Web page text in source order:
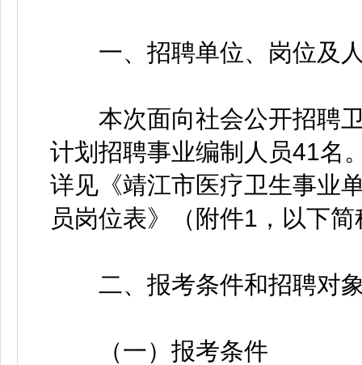
一、招聘单位、岗位及
本次面向社会公开招聘卫
计划招聘事业编制人员41名
详见《靖江市医疗卫生事业
员岗位表》（附件1，以下
二、报考条件和招聘对
（一）报考条件